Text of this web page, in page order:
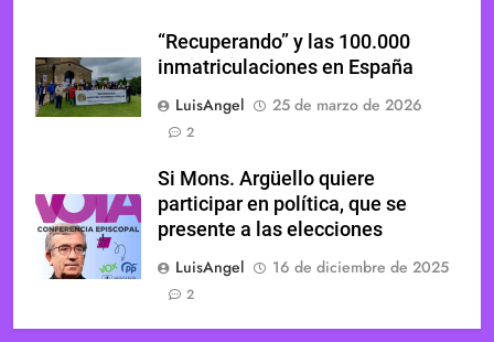
“Recuperando” y las 100.000
inmatriculaciones en España
LuisAngel
25 de marzo de 2026
2
Si Mons. Argüello quiere
participar en política, que se
presente a las elecciones
LuisAngel
16 de diciembre de 2025
2